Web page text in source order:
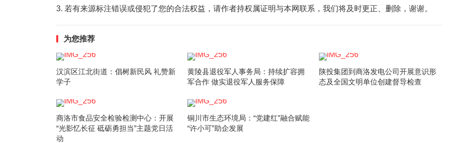
3. 若有来源标注错误或侵犯了您的合法权益，请作者持权属证明与本网联系，我们将及时更正、删除，谢谢。
为您推荐
汉滨区江北街道：倡树新民风 礼赞新
学子
黄陵县退役军人事务局：持续扩容拥
军合作 做实退役军人服务保障
陕投集团到商洛发电公司开展意识形
态及全国文明单位创建督导检查
商洛市食品安全检验检测中心：开展
“光影忆长征 砥砺勇担当”主题党日活
动
铜川市生态环境局：“党建红”融合赋能
“许小可”助企发展